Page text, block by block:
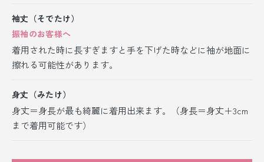
袖丈（そでたけ）
振袖のお客様へ
着用された時に長すぎますと手を下げた時などに袖が地面に
擦れる可能性があります。
身丈（みたけ）
身丈＝身長が最も綺麗に着用出来ます。（身長＝身丈＋3cm
まで着用可能です）